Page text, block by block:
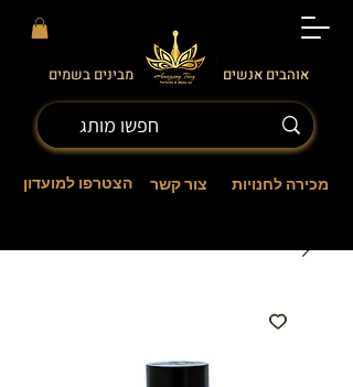
מבינים בשמים אוהבים אנשים
הצטרפו למועדון צור קשר מכירה לחנויות